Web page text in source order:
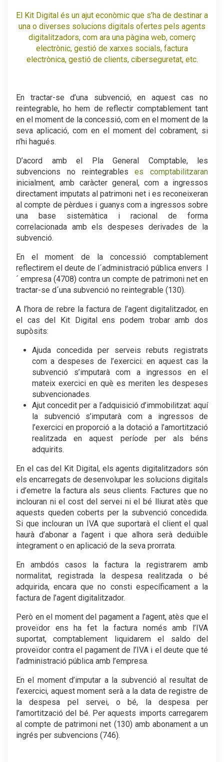
El Kit Digital és un ajut econòmic que s’ha de destinar a
una o diverses solucions digitals ofertes pels agents
digitalitzadors, com ara una pàgina web, comerç
electrònic, gestió de xarxes socials, factura
electrònica, gestió de clients, ciberseguretat, etc.
En tractar-se d’una subvenció, en aquest cas no
reintegrable, ho hem de reflectir comptablement tant
en el moment de la concessió, com en el moment de la
seva aplicació, com en el moment del cobrament, si
n’hi hagués.
D’acord amb el Pla General Comptable, les
subvencions no reintegrableses comptabilitzaran
inicialment, amb caràcter general, com a ingressos
directament imputats al patrimoni net i es reconeixeran
al compte de pèrdues i guanys com a ingressos sobre
una base sistemàtica i racional de forma
correlacionada amb els despeses derivades de la
subvenció.
En el moment de la concessió comptablement
reflectirem el deute de l´administració pública envers l
´ empresa (4708) contra un compte de patrimoni net en
tractar-se d´una subvenció no reintegrable (130).
A l’hora de rebre la factura de l’agent digitalitzador, en
el cas del Kit Digital ens podem trobar amb dos
supòsits:
Ajuda concedida per serveis rebuts registrats
com a despeses de l’exercici: en aquest cas la
subvenció s’imputarà com a ingressos en el
mateix exercici en què es meriten les despeses
subvencionades.
Ajut concedit per a l’adquisició d’immobilitzat: aquí
la subvenció s’imputarà com a ingressos de
l’exercici en proporció a la dotació a l’amortització
realitzada en aquest període per als béns
adquirits.
En el cas del Kit Digital, els agents digitalitzadors són
els encarregats de desenvolupar les solucions digitals
i d’emetre la factura als seus clients. Factures que no
inclouran ni el cost del servei ni el bé lliurat atès que
aquests queden coberts per la subvenció concedida.
Si que inclouran un IVA que suportarà el client el qual
haurà d’abonar a l’agent i que alhora serà deduïble
íntegrament o en aplicació de la seva prorrata.
En ambdós casos la factura la registrarem amb
normalitat, registrada la despesa realitzada o bé
adquirida, encara que no consti específicament a la
factura de l’agent digitalitzador.
Però en el moment del pagament a l’agent, atès que el
proveïdor ens ha fet la factura només amb l’IVA
suportat, comptablement liquidarem el saldo del
proveïdor contra el pagament de l’IVA i el deute que té
l’administració pública amb l’empresa.
En el moment d’imputar a la subvenció al resultat de
l’exercici, aquest moment serà a la data de registre de
la despesa pel servei, o bé, la despesa per
l’amortització del bé. Per aquests imports carregarem
al compte de patrimoni net (130) amb abonament a un
ingrés per subvencions (746).